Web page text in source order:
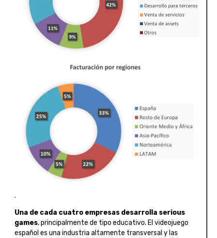
.
Una de cada cuatro empresas desarrolla serious
games, principalmente de tipo educativo. El videojuego
español es una industria altamente transversal y las